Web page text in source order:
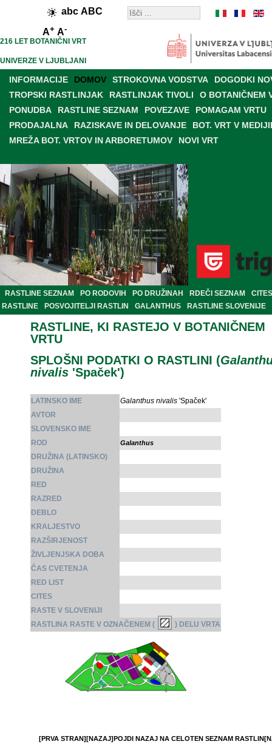
abc ABC
A+ A-
216 LET BOTANIČNI VRT
UNIVERZE V LJUBLJANI
INFORMACIJE DOMOV STROKOVNA VODSTVA
DOGODKI
TROPSKI RASTLINJAK
RASTLINJAK TIVOLI
O BOTANIČNEM
PONUDBA
RASTLINE SEZNAM POVEZAVE
POMAGAM VRTU
PRODAJALNA
RAZISKAVE IN DELOVANJE
BOT. VRT V
MREŽA BOT. VRTOV IN ARBORETUMOV
NOVI VRT
RASTLINE SEZNAM PO RODOVIH PO DRUŽINAH RDEČI SEZNAM
CITES
RASTLINE
POSVOJITELJI RASTLIN GALANTHUS RASTLINE SLOVENIJE
RASTLINE, KI RASTEJO V BOTANIČNEM
VRTU
SPLOŠNI PODATKI O RASTLINI (
nivalis 'Spaček')
LATINSKO IME Galanthus nivalis 'Spaček'
AVTOR
SLOVENSKO IME
ROD
Galanthus
DRUŽINA (LATINSKO)
DRUŽINA
RED
RAZRED
DEBLO
KRALJESTVO
RAZŠIRJENOST
ŽIVLJENJSKA DOBA
ČAS CVETENJA
RED LIST
CITES
RASTE V SLOVENIJI
RASTLINA RASTE V OZNAČENEM (
) DELU VRTA
[PRVA STRAN][NAZAJ]POJDI NAZAJ NA CELOTEN SEZNAM RASTLIN